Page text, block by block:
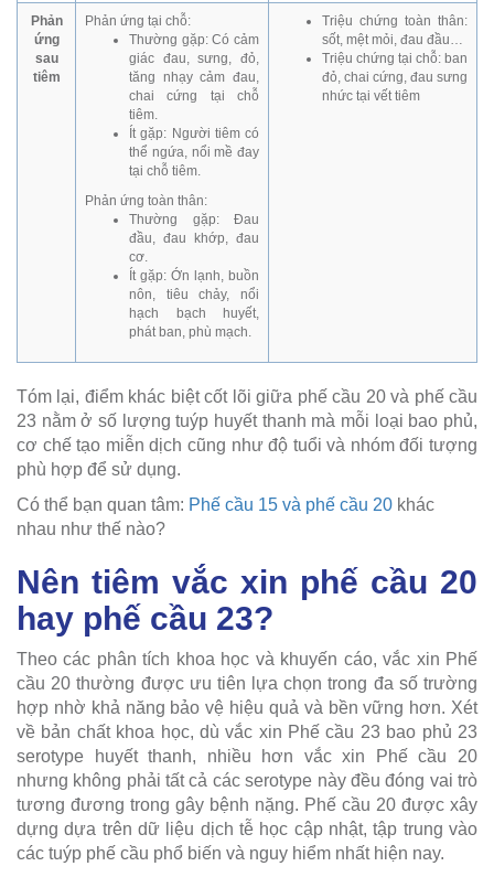
Phản
ứng
sau
tiêm
Phản ứng tại chỗ:
Thường gặp: Có cảm
giác đau, sưng, đỏ,
tăng nhạy cảm đau,
chai cứng tại chỗ
tiêm.
Ít gặp: Người tiêm có
thể ngứa, nổi mề đay
tại chỗ tiêm.
Phản ứng toàn thân:
Thường gặp: Đau
đầu, đau khớp, đau
cơ.
Ít gặp: Ớn lạnh, buồn
nôn, tiêu chảy, nổi
hạch bạch huyết,
phát ban, phù mạch.
Triệu chứng toàn thân:
sốt, mệt mỏi, đau đầu…
Triệu chứng tại chỗ: ban
đỏ, chai cứng, đau sưng
nhức tại vết tiêm
Tóm lại, điểm khác biệt cốt lõi giữa phế cầu 20 và phế cầu
23 nằm ở số lượng tuýp huyết thanh mà mỗi loại bao phủ,
cơ chế tạo miễn dịch cũng như độ tuổi và nhóm đối tượng
phù hợp để sử dụng.
Có thể bạn quan tâm: Phế cầu 15 và phế cầu 20 khác
nhau như thế nào?
Nên tiêm vắc xin phế cầu 20
hay phế cầu 23?
Theo các phân tích khoa học và khuyến cáo, vắc xin Phế
cầu 20 thường được ưu tiên lựa chọn trong đa số trường
hợp nhờ khả năng bảo vệ hiệu quả và bền vững hơn. Xét
về bản chất khoa học, dù vắc xin Phế cầu 23 bao phủ 23
serotype huyết thanh, nhiều hơn vắc xin Phế cầu 20
nhưng không phải tất cả các serotype này đều đóng vai trò
tương đương trong gây bệnh nặng. Phế cầu 20 được xây
dựng dựa trên dữ liệu dịch tễ học cập nhật, tập trung vào
các tuýp phế cầu phổ biến và nguy hiểm nhất hiện nay.